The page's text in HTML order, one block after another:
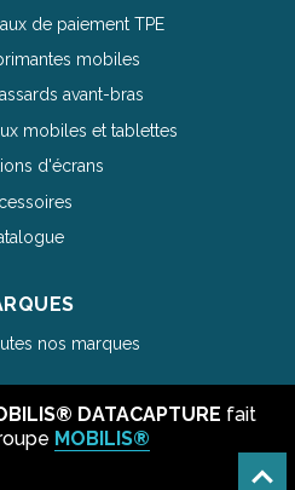
de paiement TPE
mobiles
avant-bras
mobiles et tablettes
d'écrans
nos marques
DATACAPTURE fait
MOBILIS®